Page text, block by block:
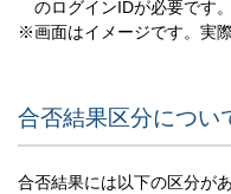
のログインIDが必要です。
※画面はイメージです。実
合否結果区分につい
合否結果には以下の区分があ